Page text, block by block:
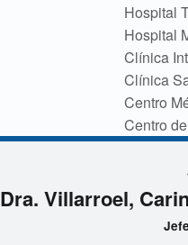
Hospital
Hospital
Clínica
Clínica
Centro
Centro
Dra. Villarroel,